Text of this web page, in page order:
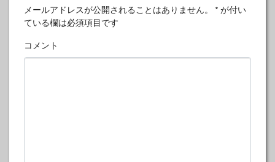
メールアドレスが公開されることはありません。 * が付い
ている欄は必須項目です
コメント